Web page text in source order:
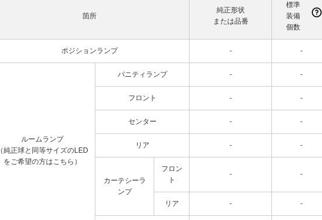
箇所
純正形状
または品番
標準
装備
個数
ポジションランプ - -
ルームランプ
（純正球と同等サイズのLED
をご希望の方はこちら）
バニティランプ - -
フロント - -
センター - -
リア - -
カーテシーラ
ンプ
フロン
ト
- -
リア - -